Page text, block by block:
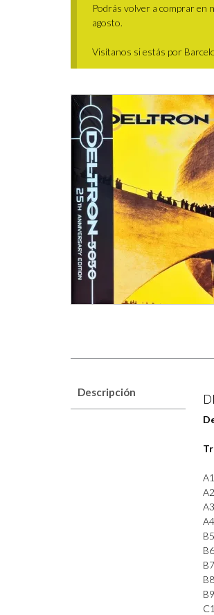
Podrás volver a comprar en
agosto.
Visítanos si estás por
Descripción
A1
A2
A3
A4
B5
B6
B7
B8
B9